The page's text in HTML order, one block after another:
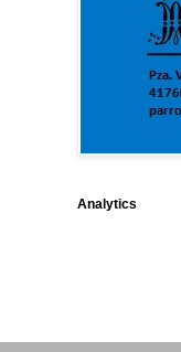
Analytics